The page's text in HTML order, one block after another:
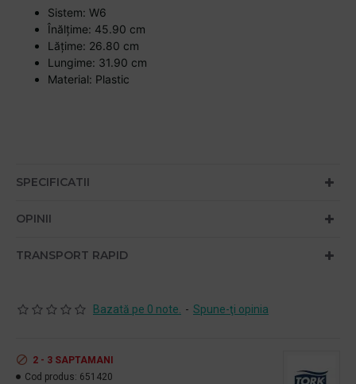
Sistem: W6
Înălțime: 45.90 cm
Lățime: 26.80 cm
Lungime: 31.90 cm
Material: Plastic
SPECIFICATII
OPINII
TRANSPORT RAPID
Bazată pe 0 note. - Spune-ţi opinia
2 - 3 SAPTAMANI
Cod produs: 651420